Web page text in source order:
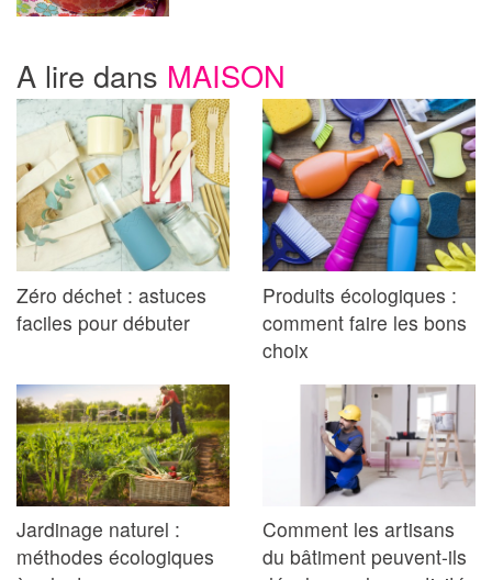
A lire dans MAISON
Zéro déchet : astuces
faciles pour débuter
Produits écologiques :
comment faire les bons
choix
Jardinage naturel :
méthodes écologiques
Comment les artisans
du bâtiment peuvent-ils